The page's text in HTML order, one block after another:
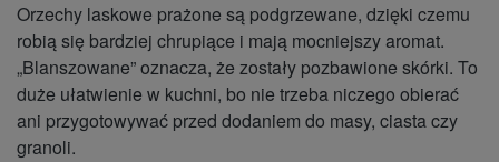
Orzechy laskowe prażone są podgrzewane, dzięki czemu
robią się bardziej chrupiące i mają mocniejszy aromat.
„Blanszowane” oznacza, że zostały pozbawione skórki. To
duże ułatwienie w kuchni, bo nie trzeba niczego obierać
ani przygotowywać przed dodaniem do masy, ciasta czy
granoli.